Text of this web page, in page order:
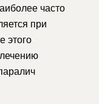
часто
при
этого